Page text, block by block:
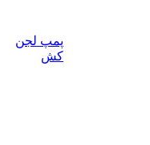
پمپ لجن
کش